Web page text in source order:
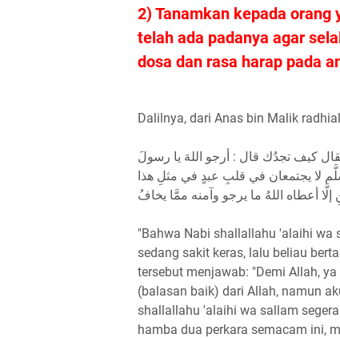
2) Tanamkan kepada
telah ada padanya agar
dosa dan rasa harap pada
Dalilnya, dari Anas bin Malik
كيف تجدُك قال : أرجو اللهَ يا رسولَ
لا يجتمعان في قلبِ عبدٍ في مثلِ هذا
إلَّا أعطاه اللهُ ما يرجو وآمنه ممَّا يخافُ
"Bahwa Nabi shallallahu 'alaihi wa
sedang sakit keras, lalu beliau
tersebut menjawab: "Demi Allah,
(balasan baik) dari Allah, namun
shallallahu 'alaihi wa sallam
hamba dua perkara semacam ini,